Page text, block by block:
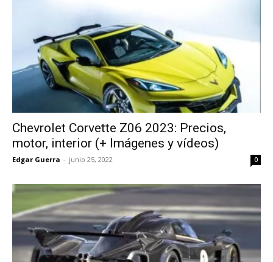
Chevrolet Corvette Z06 2023: Precios,
motor, interior (+ Imágenes y vídeos)
Edgar Guerra - junio 25, 2022 0